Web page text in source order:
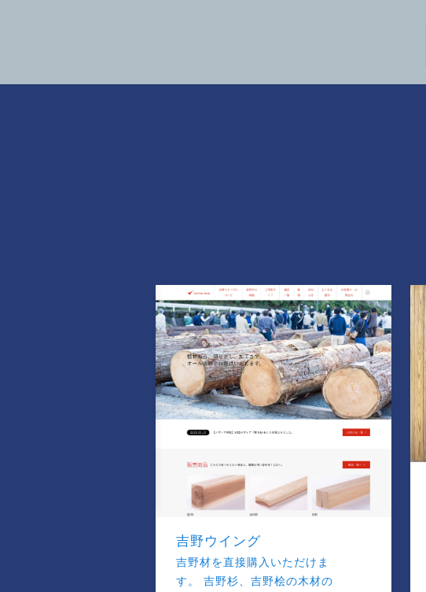
吉野ウイング
吉野材を直接購入いただけま
す。 吉野杉、吉野桧の木材の